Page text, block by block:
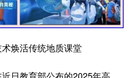
焕活传统地质课堂
日教育部公布的2025年高